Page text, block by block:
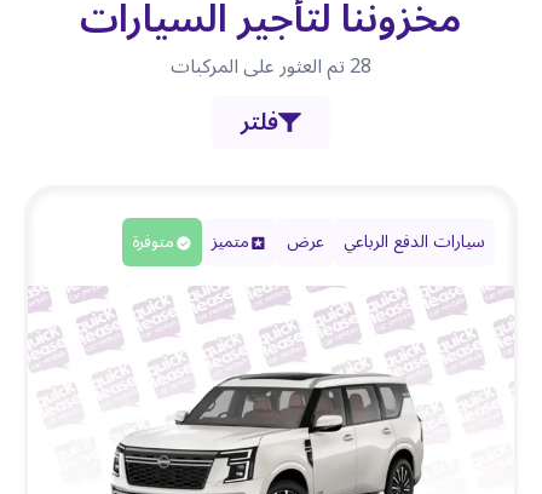
مخزوننا لتأجير السيارات
28تم العثور على المركبات
فلتر
سيارات الدفع الرباعي عرض متميز متوفرة